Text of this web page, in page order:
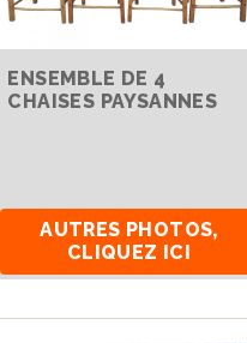
ENSEMBLE DE 4
CHAISES PAYSANNES
AUTRES PHOTOS,
CLIQUEZ ICI